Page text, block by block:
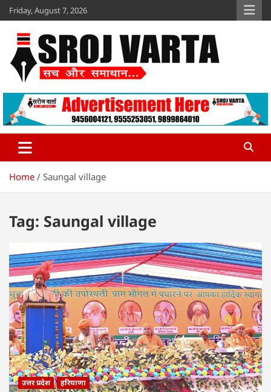
Skip
to
content
Friday, August 7, 2026
Sroj Varta
www.srojvarta.in
Home Saungal village
Tag: Saungal village
उत्तर प्रदेश हरियाणा